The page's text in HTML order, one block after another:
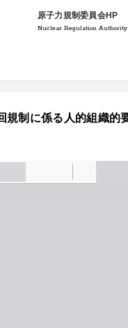
原子力規制委員会HP
Nuclear Regulation
制に係る人的組織的